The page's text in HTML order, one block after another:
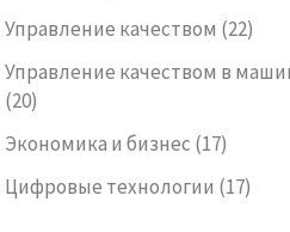
Управление качеством (22)
Управление качеством в
(20)
Экономика и бизнес (17)
Цифровые технологии (17)